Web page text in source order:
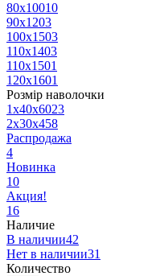
80х10010
90х1203
100х1503
110х1403
110х1501
120х1601
Розмір наволочки
1х40х6023
2х30х458
Распродажа
4
Новинка
10
Акция!
16
Наличие
В наличии42
Нет в наличии31
Количество